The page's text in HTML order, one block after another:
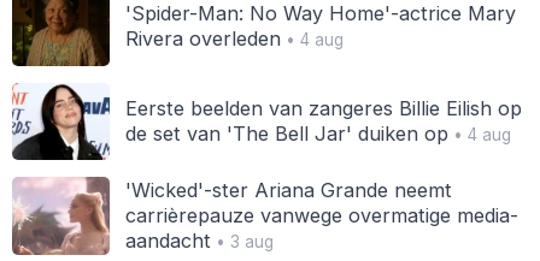
'Spider-Man: No Way Home'-actrice Mary
Rivera overleden• 4 aug
Eerste beelden van zangeres Billie Eilish op
de set van 'The Bell Jar' duiken op • 4 aug
'Wicked'-ster Ariana Grande neemt
carrièrepauze vanwege overmatige media-
aandacht • 3 aug